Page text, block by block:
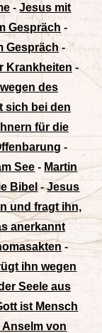
-Jesus mit
Gespräch -
Gespräch-
Krankheiten-
des
sich bei den
für die
-
See - Martin
Bibel-Jesus
und fragt ihn,
anerkannt
-
ihn wegen
Seele aus
ist Mensch
von